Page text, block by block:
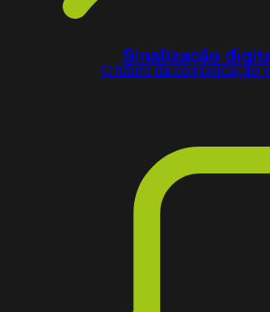
Sinalização
O futuro da comunicação